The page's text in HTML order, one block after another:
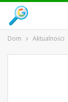
Dom Aktualności